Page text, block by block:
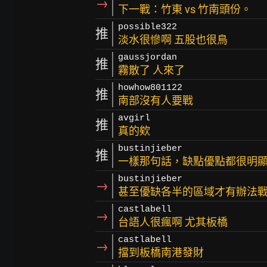
→ 下一戰：竹東 vs 竹南頭份。
推 possible322
淡水很慘啊 五股也很鳥
推 gaussjordan
霧散了 人來了
推 howhow801122
南部沒有人要戰
推 avgirl
真的欸
推 bustinjieber
一樣那句話，缺點優點都很明顯
→ bustinjieber
甚至優缺各半的區域才有辦法
→ castlabell
台語人很瘋啊 尤其板橋
→ castlabell
擋到板橋南港發財